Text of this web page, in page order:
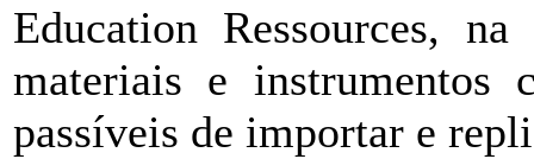
Education Ressources,
materiais e instrumentos
passíveis de importar e